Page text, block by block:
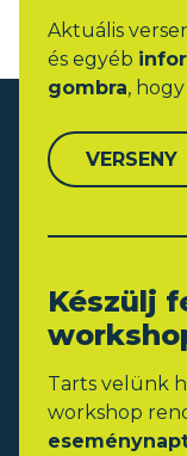
Aktuális
és egyéb
gombra,
VERSENY
Készülj
Tarts velünk
workshop